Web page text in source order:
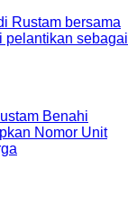
Benahi
Nomor Unit